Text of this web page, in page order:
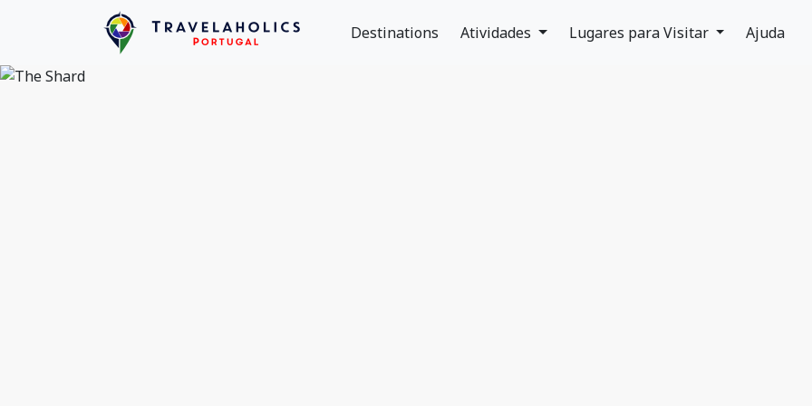
Destinations Atividades Lugares para Visitar Ajuda